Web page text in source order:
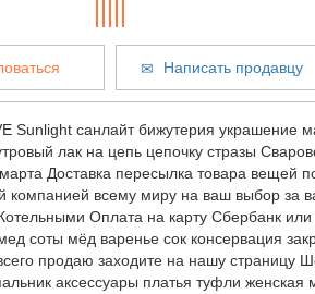
Написать продавцу
Sunlight санлайт бижутерия украшение
лак на цепь цепочку стразы
Доставка пересылка товара вещей
компанией всему миру на ваш выбор за
Оплата на карту Сбербанк
соты мёд варенье сок консервация
продаю заходите на нашу страницу
аксессуары платья туфли